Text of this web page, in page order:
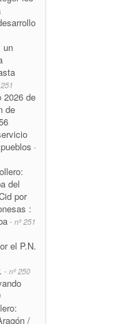
un
2026 de
de
-
del
por
:
- nº 251
el P.N.
- nº 250
/